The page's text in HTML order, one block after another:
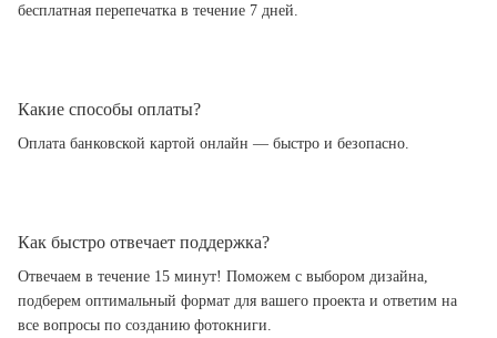
бесплатная перепечатка в течение 7 дней.
Какие способы оплаты?
Оплата банковской картой онлайн — быстро и безопасно.
Как быстро отвечает поддержка?
Отвечаем в течение 15 минут! Поможем с выбором дизайна,
подберем оптимальный формат для вашего проекта и ответим на
все вопросы по созданию фотокниги.